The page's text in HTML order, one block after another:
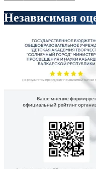
Независимая